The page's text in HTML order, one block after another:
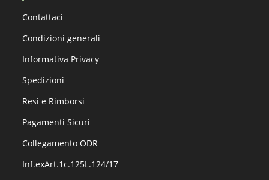
Contattaci
Condizioni generali
Informativa Privacy
Spedizioni
Resi e Rimborsi
Pagamenti Sicuri
Collegamento ODR
Inf.exArt.1c.125L.124/17